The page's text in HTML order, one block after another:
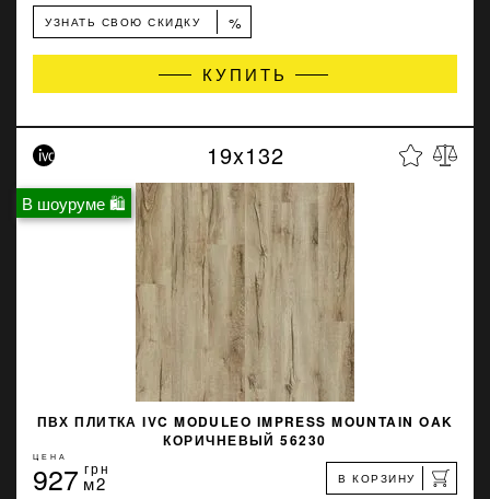
УЗНАТЬ СВОЮ СКИДКУ %
КУПИТЬ
В шоуруме 🛍
19x132
ПВХ ПЛИТКА IVC MODULEO IMPRESS MOUNTAIN OAK
КОРИЧНЕВЫЙ 56230
ЦЕНА
927 грн
м2 В КОРЗИНУ